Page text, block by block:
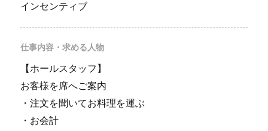
インセンティブ
仕事内容・求める人物
【ホールスタッフ】
お客様を席へご案内
・注文を聞いてお料理を運ぶ
・お会計